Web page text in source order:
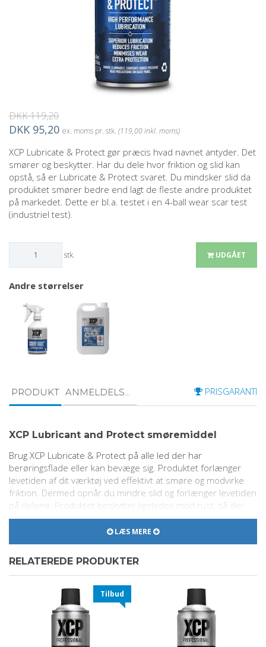
DKK 119,20
DKK 95,20 ex. moms pr. stk. (119,00 inkl. moms)
XCP Lubricate & Protect gør præcis hvad navnet antyder. Det
smører og beskytter. Har du dele hvor friktion og slid kan
opstå, så er Lubricate & Protect svaret. Du mindsker slid da
produktet smører bedre end lagt de fleste andre produktet
på markedet. Dette er bl.a. testet i en 4-ball wear scar test
(industriel test).
stk. UDGÅET
Andre størrelser
PRISGARANTI
PRODUKT ANMELDELSER
XCP Lubricant and Protect smøremiddel
Brug XCP Lubricate & Protect på alle led der har
berøringsflade eller kan bevæge sig. Produktet forlænger
levetiden af dit værktøj ved effektivt at smøre og modvirke
friktion. Dermed opnår du mindre slid og forlænger levetiden
på delene. Produktet beskytter ligeledes mod rust, så der
ikke opstår korrosion som følge af fugt eller vand.
LÆS MERE
RELATEREDE PRODUKTER
Tilbud